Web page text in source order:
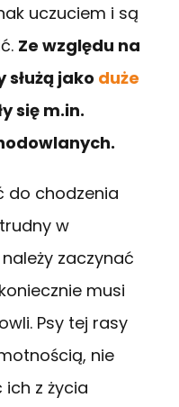
uczuciem i są
Ze względu na
jako duże
się m.in.
do chodzenia
w
zaczynać
musi
Psy tej rasy
nie
z życia